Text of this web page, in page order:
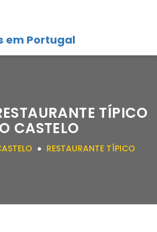
em Portugal
TÍPICO
CASTELO
RESTAURANTE TÍPICO